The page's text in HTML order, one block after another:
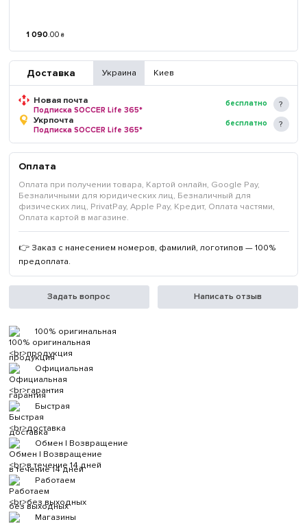
1 090.00 ₴
Доставка Украина Киев
Новая почта
Подписка SOCCER Life 365*
бесплатно
Укрпочта
Подписка SOCCER Life 365*
бесплатно
Оплата
Оплата при получении товара, Картой онлайн, Google Pay,
Безналичными для юридических лиц, Безналичный для
физических лиц, PrivatPay, Apple Pay, Кредит, Оплата частями,
Оплата картой в магазине.
👉 Заказ с нанесением номеров, фамилий, логотипов — 100%
предоплата.
Задать вопрос Написать отзыв
100% оригинальная
продукция
Официальная
гарантия
Быстрая
доставка
Обмен | Возвращение
в течение 14 дней
Работаем
без выходных
Магазины